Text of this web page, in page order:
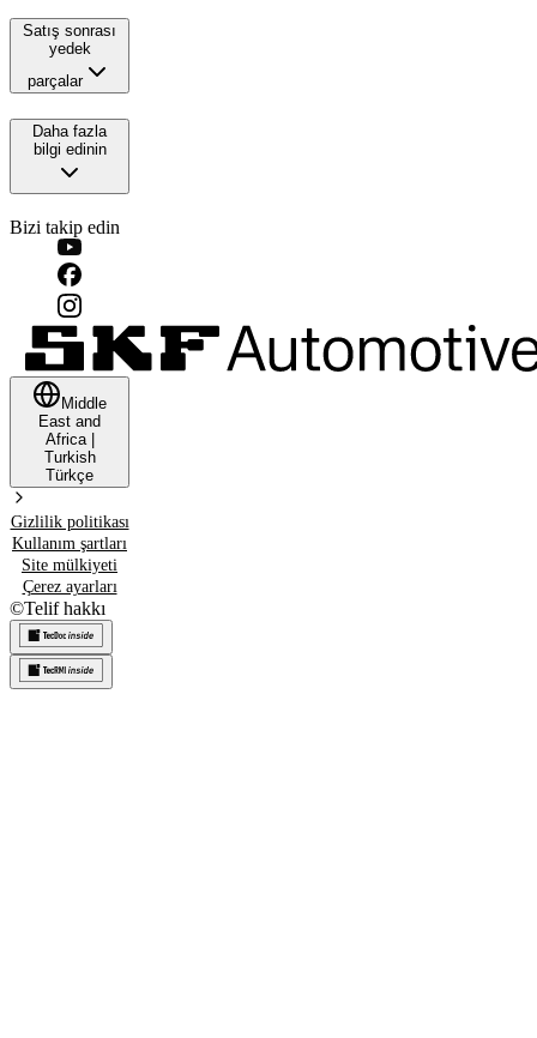
Satış sonrası
yedek
parçalar
Daha fazla
bilgi edinin
Bizi takip edin
Middle
East and
Africa|
Turkish
Türkçe
Gizlilik politikası
Kullanım şartları
Site mülkiyeti
Çerez ayarları
©Telif hakkı